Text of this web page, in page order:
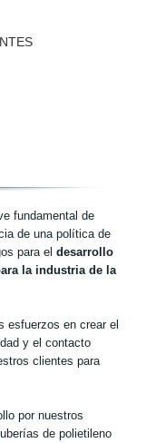
fundamental de
de una política de
para el desarrollo
la industria de la
esfuerzos en crear el
y el contacto
clientes para
por nuestros
de polietileno